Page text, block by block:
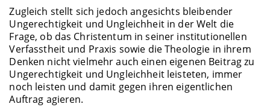
Zugleich stellt sich jedoch angesichts bleibender
Ungerechtigkeit und Ungleichheit in der Welt die
Frage, ob das Christentum in seiner institutionellen
Verfasstheit und Praxis sowie die Theologie in ihrem
Denken nicht vielmehr auch einen eigenen Beitrag zu
Ungerechtigkeit und Ungleichheit leisteten, immer
noch leisten und damit gegen ihren eigentlichen
Auftrag agieren.